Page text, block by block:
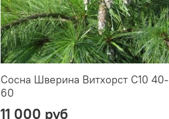
Сосна Шверина Витхорст С10 40-
60
11 000 руб